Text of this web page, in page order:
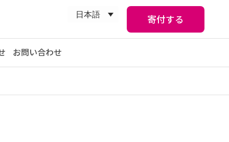
寄付する
日本語
お問い合わせ